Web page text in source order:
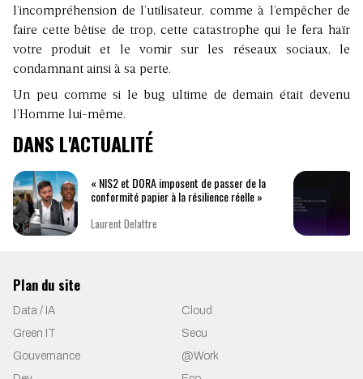
l’incompréhension de l’utilisateur, comme à l’empêcher de
faire cette bêtise de trop, cette catastrophe qui le fera haïr
votre produit et le vomir sur les réseaux sociaux, le
condamnant ainsi à sa perte.
Un peu comme si le bug ultime de demain était devenu
l’Homme lui-même.
DANS L'ACTUALITÉ
« NIS2 et DORA imposent de passer de la
conformité papier à la résilience réelle »
Laurent Delattre
Plan du site
Data / IA
Cloud
Green IT
Secu
Gouvernance
@Work